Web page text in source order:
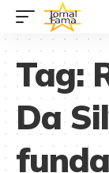
Tag:
Da